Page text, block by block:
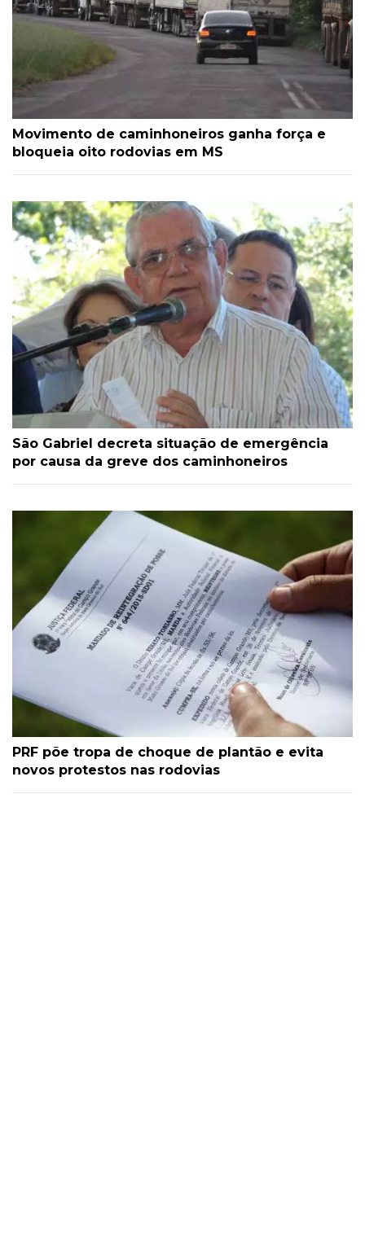
Movimento de caminhoneiros ganha força e
bloqueia oito rodovias em MS
São Gabriel decreta situação de emergência
por causa da greve dos caminhoneiros
PRF põe tropa de choque de plantão e evita
novos protestos nas rodovias